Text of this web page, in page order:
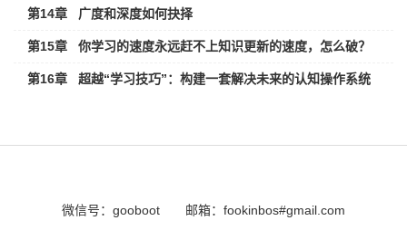
第14章 广度和深度如何抉择
第15章 你学习的速度永远赶不上知识更新的速度，怎么破？
第16章 超越“学习技巧”：构建一套解决未来的认知操作系统
微信号：gooboot 邮箱：fookinbos#gmail.com